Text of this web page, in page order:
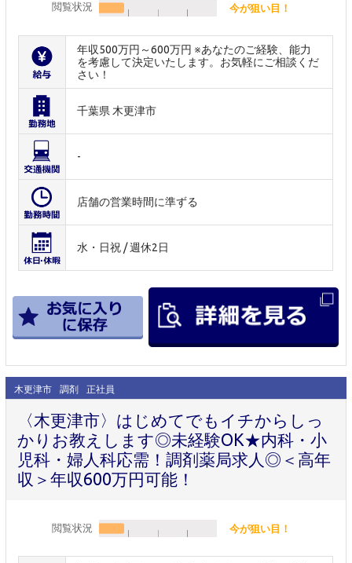
閲覧状況 今が狙い目！
年収500万円～600万円 ※あなたのご経験、能力
を考慮して決定いたします。お気軽にご相談くだ
さい！
千葉県 木更津市
-
店舗の営業時間に準ずる
水・日祝 / 週休2日
木更津市 調剤 正社員
〈木更津市〉はじめてでもイチからしっ
かりお教えします◎未経験OK★内科・小
児科・婦人科応需！調剤薬局求人◎＜高年
収＞年収600万円可能！
閲覧状況 今が狙い目！